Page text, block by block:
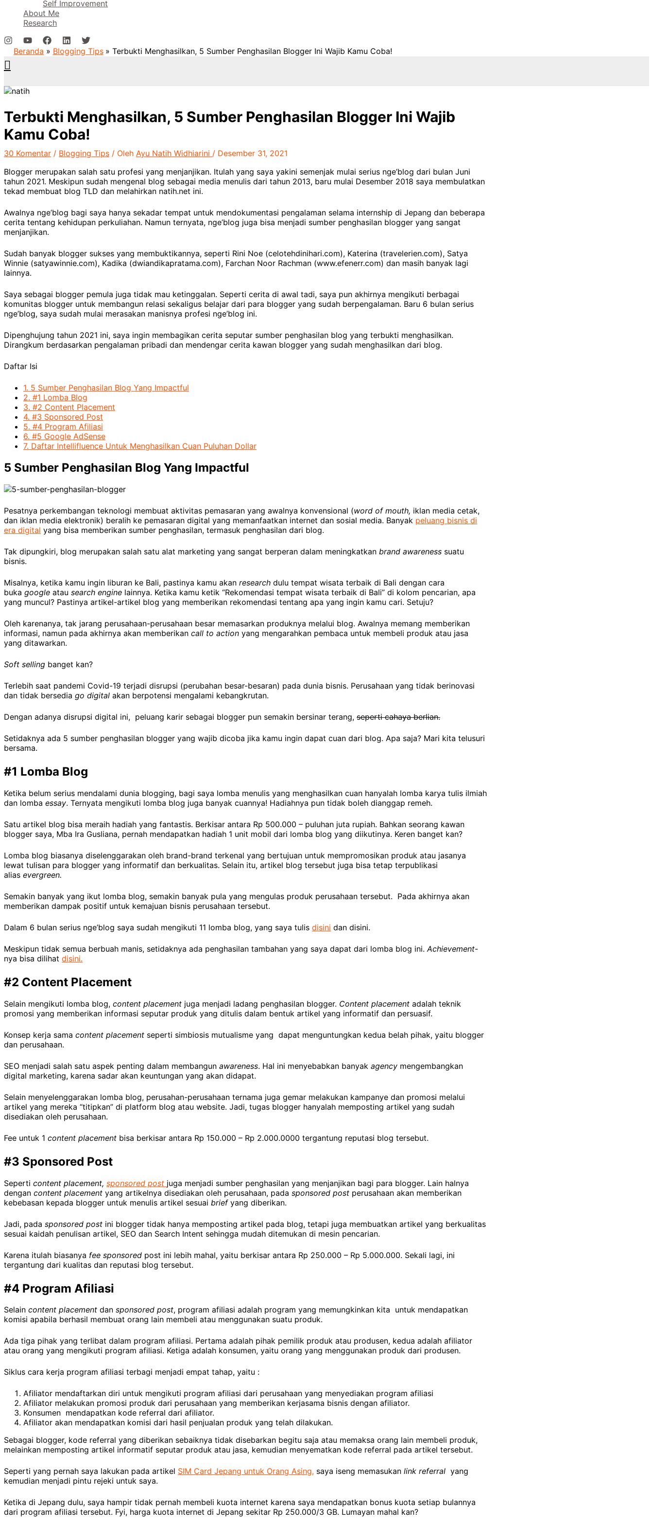
Self Improvement
About Me
Research
Beranda Blogging Tips Terbukti Menghasilkan, 5 Sumber Penghasilan Blogger Ini Wajib Kamu Coba!
Cari
Terbukti Menghasilkan, 5 Sumber Penghasilan Blogger Ini Wajib
Kamu Coba!
30 Komentar / Blogging Tips / Oleh Ayu Natih Widhiarini / Desember 31, 2021
Blogger merupakan salah satu profesi yang menjanjikan. Itulah yang saya yakini semenjak mulai serius nge’blog dari bulan Juni
tahun 2021. Meskipun sudah mengenal blog sebagai media menulis dari tahun 2013, baru mulai Desember 2018 saya membulatkan
tekad membuat blog TLD dan melahirkan natih.net ini.
Awalnya nge’blog bagi saya hanya sekadar tempat untuk mendokumentasi pengalaman selama internship di Jepang dan beberapa
cerita tentang kehidupan perkuliahan. Namun ternyata, nge’blog juga bisa menjadi sumber penghasilan blogger yang sangat
menjanjikan.
Sudah banyak blogger sukses yang membuktikannya, seperti Rini Noe (celotehdinihari.com), Katerina (travelerien.com), Satya
Winnie (satyawinnie.com), Kadika (dwiandikapratama.com), Farchan Noor Rachman (www.efenerr.com) dan masih banyak lagi
lainnya.
Saya sebagai blogger pemula juga tidak mau ketinggalan. Seperti cerita di awal tadi, saya pun akhirnya mengikuti berbagai
komunitas blogger untuk membangun relasi sekaligus belajar dari para blogger yang sudah berpengalaman. Baru 6 bulan serius
nge’blog, saya sudah mulai merasakan manisnya profesi nge’blog ini.
Dipenghujung tahun 2021 ini, saya ingin membagikan cerita seputar sumber penghasilan blog yang terbukti menghasilkan.
Dirangkum berdasarkan pengalaman pribadi dan mendengar cerita kawan blogger yang sudah menghasilkan dari blog.
Daftar Isi
1. 5 Sumber Penghasilan Blog Yang Impactful
2. #1 Lomba Blog
3. #2 Content Placement
4. #3 Sponsored Post
5. #4 Program Afiliasi
6. #5 Google AdSense
7. Daftar Intellifluence Untuk Menghasilkan Cuan Puluhan Dollar
5 Sumber Penghasilan Blog Yang Impactful
Pesatnya perkembangan teknologi membuat aktivitas pemasaran yang awalnya konvensional (word of mouth, iklan media cetak,
dan iklan media elektronik) beralih ke pemasaran digital yang memanfaatkan internet dan sosial media. Banyak peluang bisnis di
era digital yang bisa memberikan sumber penghasilan, termasuk penghasilan dari blog.
Tak dipungkiri, blog merupakan salah satu alat marketing yang sangat berperan dalam meningkatkan brand awareness suatu
bisnis.
Misalnya, ketika kamu ingin liburan ke Bali, pastinya kamu akan research dulu tempat wisata terbaik di Bali dengan cara
buka google atau search engine lainnya. Ketika kamu ketik “Rekomendasi tempat wisata terbaik di Bali” di kolom pencarian, apa
yang muncul? Pastinya artikel-artikel blog yang memberikan rekomendasi tentang apa yang ingin kamu cari. Setuju?
Oleh karenanya, tak jarang perusahaan-perusahaan besar memasarkan produknya melalui blog. Awalnya memang memberikan
informasi, namun pada akhirnya akan memberikan call to action yang mengarahkan pembaca untuk membeli produk atau jasa
yang ditawarkan.
Soft selling banget kan?
Terlebih saat pandemi Covid-19 terjadi disrupsi (perubahan besar-besaran) pada dunia bisnis. Perusahaan yang tidak berinovasi
dan tidak bersedia go digital akan berpotensi mengalami kebangkrutan.
Dengan adanya disrupsi digital ini, peluang karir sebagai blogger pun semakin bersinar terang, seperti cahaya berlian.
Setidaknya ada 5 sumber penghasilan blogger yang wajib dicoba jika kamu ingin dapat cuan dari blog. Apa saja? Mari kita telusuri
bersama.
#1 Lomba Blog
Ketika belum serius mendalami dunia blogging, bagi saya lomba menulis yang menghasilkan cuan hanyalah lomba karya tulis ilmiah
dan lomba essay. Ternyata mengikuti lomba blog juga banyak cuannya! Hadiahnya pun tidak boleh dianggap remeh.
Satu artikel blog bisa meraih hadiah yang fantastis. Berkisar antara Rp 500.000 – puluhan juta rupiah. Bahkan seorang kawan
blogger saya, Mba Ira Gusliana, pernah mendapatkan hadiah 1 unit mobil dari lomba blog yang diikutinya. Keren banget kan?
Lomba blog biasanya diselenggarakan oleh brand-brand terkenal yang bertujuan untuk mempromosikan produk atau jasanya
lewat tulisan para blogger yang informatif dan berkualitas. Selain itu, artikel blog tersebut juga bisa tetap terpublikasi
alias evergreen.
Semakin banyak yang ikut lomba blog, semakin banyak pula yang mengulas produk perusahaan tersebut. Pada akhirnya akan
memberikan dampak positif untuk kemajuan bisnis perusahaan tersebut.
Dalam 6 bulan serius nge’blog saya sudah mengikuti 11 lomba blog, yang saya tulis disini dan disini.
Meskipun tidak semua berbuah manis, setidaknya ada penghasilan tambahan yang saya dapat dari lomba blog ini. Achievement-
nya bisa dilihat disini.
#2 Content Placement
Selain mengikuti lomba blog, content placement juga menjadi ladang penghasilan blogger. Content placement adalah teknik
promosi yang memberikan informasi seputar produk yang ditulis dalam bentuk artikel yang informatif dan persuasif.
Konsep kerja sama content placement seperti simbiosis mutualisme yang dapat menguntungkan kedua belah pihak, yaitu blogger
dan perusahaan.
SEO menjadi salah satu aspek penting dalam membangun awareness. Hal ini menyebabkan banyak agency mengembangkan
digital marketing, karena sadar akan keuntungan yang akan didapat.
Selain menyelenggarakan lomba blog, perusahan-perusahaan ternama juga gemar melakukan kampanye dan promosi melalui
artikel yang mereka “titipkan” di platform blog atau website. Jadi, tugas blogger hanyalah memposting artikel yang sudah
disediakan oleh perusahaan.
Fee untuk 1 content placement bisa berkisar antara Rp 150.000 – Rp 2.000.0000 tergantung reputasi blog tersebut.
#3 Sponsored Post
Seperti content placement, sponsored post juga menjadi sumber penghasilan yang menjanjikan bagi para blogger. Lain halnya
dengan content placement yang artikelnya disediakan oleh perusahaan, pada sponsored post perusahaan akan memberikan
kebebasan kepada blogger untuk menulis artikel sesuai brief yang diberikan.
Jadi, pada sponsored post ini blogger tidak hanya memposting artikel pada blog, tetapi juga membuatkan artikel yang berkualitas
sesuai kaidah penulisan artikel, SEO dan Search Intent sehingga mudah ditemukan di mesin pencarian.
Karena itulah biasanya fee sponsored post ini lebih mahal, yaitu berkisar antara Rp 250.000 – Rp 5.000.000. Sekali lagi, ini
tergantung dari kualitas dan reputasi blog tersebut.
#4 Program Afiliasi
Selain content placement dan sponsored post, program afiliasi adalah program yang memungkinkan kita untuk mendapatkan
komisi apabila berhasil membuat orang lain membeli atau menggunakan suatu produk.
Ada tiga pihak yang terlibat dalam program afiliasi. Pertama adalah pihak pemilik produk atau produsen, kedua adalah afiliator
atau orang yang mengikuti program afiliasi. Ketiga adalah konsumen, yaitu orang yang menggunakan produk dari produsen.
Siklus cara kerja program afiliasi terbagi menjadi empat tahap, yaitu :
Afiliator mendaftarkan diri untuk mengikuti program afiliasi dari perusahaan yang menyediakan program afiliasi
Afiliator melakukan promosi produk dari perusahaan yang memberikan kerjasama bisnis dengan afiliator.
Konsumen mendapatkan kode referral dari afiliator.
Afiliator akan mendapatkan komisi dari hasil penjualan produk yang telah dilakukan.
Sebagai blogger, kode referral yang diberikan sebaiknya tidak disebarkan begitu saja atau memaksa orang lain membeli produk,
melainkan memposting artikel informatif seputar produk atau jasa, kemudian menyematkan kode referral pada artikel tersebut.
Seperti yang pernah saya lakukan pada artikel SIM Card Jepang untuk Orang Asing, saya iseng memasukan link referral yang
kemudian menjadi pintu rejeki untuk saya.
Ketika di Jepang dulu, saya hampir tidak pernah membeli kuota internet karena saya mendapatkan bonus kuota setiap bulannya
dari program afiliasi tersebut. Fyi, harga kuota internet di Jepang sekitar Rp 250.000/3 GB. Lumayan mahal kan?